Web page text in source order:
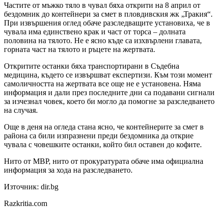
Частите от мъжко тяло в чувал бяха открити на 8 април от
бездомник до контейнери за смет в пловдивския жк „Тракия“.
При извършения оглед обаче разследващите установиха, че в
чувала има единствено крак и част от торса – долната
половина на тялото. Не е ясно къде са изхвърлени главата,
горната част на тялото и ръцете на жертвата.
Откритите останки бяха транспортирани в Съдебна
медицина, където се извършват експертизи. Към този момент
самоличността на жертвата все още не е установена. Няма
информация и дали през последните дни са подавани сигнали
за изчезнал човек, което би могло да помогне за разследването
на случая.
Още в деня на огледа стана ясно, че контейнерите за смет в
района са били изпразнени преди бездомника да открие
чувала с човешките останки, който бил оставен до кофите.
Нито от МВР, нито от прокуратурата обаче има официална
информация за хода на разследването.
Източник: dir.bg
Razkritia.com